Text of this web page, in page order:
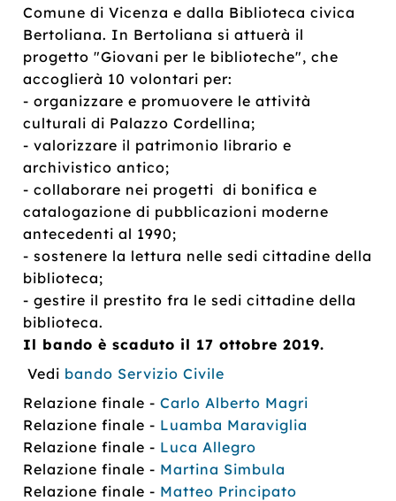
Comune di Vicenza e dalla Biblioteca civica
Bertoliana. In Bertoliana si attuerà il
progetto "Giovani per le biblioteche", che
accoglierà 10 volontari per:
- organizzare e promuovere le attività
culturali di Palazzo Cordellina;
- valorizzare il patrimonio librario e
archivistico antico;
- collaborare nei progetti di bonifica e
catalogazione di pubblicazioni moderne
antecedenti al 1990;
- sostenere la lettura nelle sedi cittadine della
biblioteca;
- gestire il prestito fra le sedi cittadine della
biblioteca.
Il bando è scaduto il 17 ottobre 2019.
Vedi bando Servizio Civile
Relazione finale -Carlo Alberto Magri
Relazione finale - Luamba Maraviglia
Relazione finale - Luca Allegro
Relazione finale - Martina Simbula
Relazione finale - Matteo Principato